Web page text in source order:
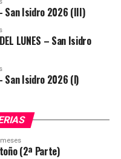
– San Isidro 2026 (III)
LUNES – San Isidro
– San Isidro 2026 (l)
(2ª Parte)